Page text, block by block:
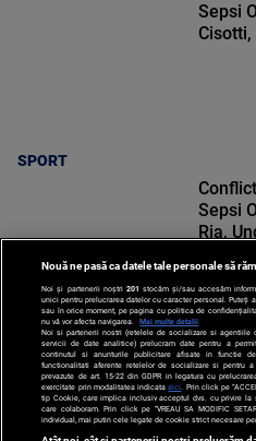
SPORT
Sepsi
Cisotti,
SPORT
Sepsi
Ria,
Nouă ne pasă ca datele tale personale să
Noi și partenerii noștri 201 stocăm și/sau accesăm
unici pentru prelucrarea datelor cu caracter personal.
sau în orice moment, pe pagina cu politica de
nu vă vor afecta navigarea.
Mai multe detalii
Noi si partenerii nostri (retelele de socializare si agentiile
servicii de date analitice) prelucram date pentru a
continutul si anunturile publicitare afisate in functie
functionalitati aferente retelelor de socializare si pentru
prevazute de art. 15-22 din GDPR in legatura cu
exercitate prin modalitatea indicataaici . Prin click pe
tip Cookie, care implica inclusiv acceptul dvs. cu privire la
care colaboram. Prin click pe “VREAU SA MODIFIC
individual, mai putin cele legate de cookie strict necesare